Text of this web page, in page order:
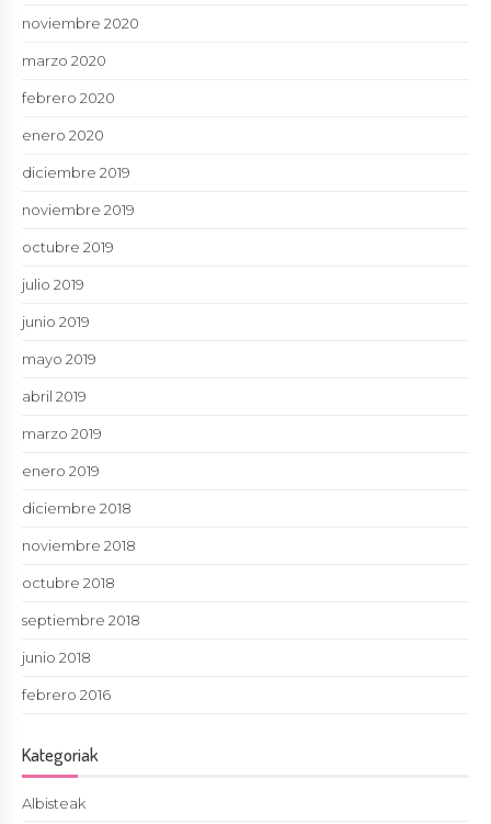
noviembre 2020
marzo 2020
febrero 2020
enero 2020
diciembre 2019
noviembre 2019
octubre 2019
julio 2019
junio 2019
mayo 2019
abril 2019
marzo 2019
enero 2019
diciembre 2018
noviembre 2018
octubre 2018
septiembre 2018
junio 2018
febrero 2016
Kategoriak
Albisteak